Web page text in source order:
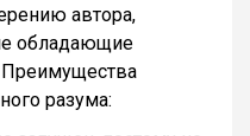
автора,
обладающие
Преимущества
разума: